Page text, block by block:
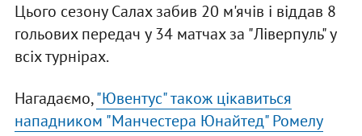
Цього сезону Салах забив 20 м'ячів і віддав 8
гольових передач у 34 матчах за "Ліверпуль" у
всіх турнірах.
Нагадаємо,"Ювентус" також цікавиться
нападником "Манчестера Юнайтед" Ромелу